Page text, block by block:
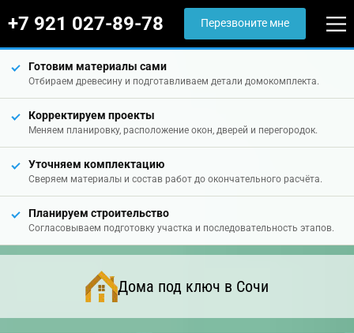
+7 921 027-89-78 Перезвоните мне
Готовим материалы сами
Отбираем древесину и подготавливаем детали домокомплекта.
Корректируем проекты
Меняем планировку, расположение окон, дверей и перегородок.
Уточняем комплектацию
Сверяем материалы и состав работ до окончательного расчёта.
Планируем строительство
Согласовываем подготовку участка и последовательность этапов.
Дома под ключ в Сочи